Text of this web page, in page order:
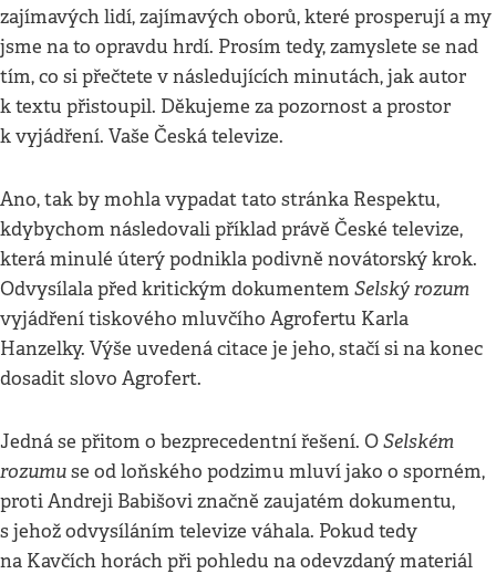
zajímavých lidí, zajímavých oborů, které prosperují a my
jsme na to opravdu hrdí. Prosím tedy, zamyslete se nad
tím, co si přečtete v následujících minutách, jak autor
k textu přistoupil. Děkujeme za pozornost a prostor
k vyjádření. Vaše Česká televize.
Ano, tak by mohla vypadat tato stránka Respektu,
kdybychom následovali příklad právě České televize,
která minulé úterý podnikla podivně novátorský krok.
Odvysílala před kritickým dokumentem Selský rozum
vyjádření tiskového mluvčího Agrofertu Karla
Hanzelky. Výše uvedená citace je jeho, stačí si na konec
dosadit slovo Agrofert.
Jedná se přitom o bezprecedentní řešení. OSelském
rozumuse od loňského podzimu mluví jako o sporném,
proti Andreji Babišovi značně zaujatém dokumentu,
s jehož odvysíláním televize váhala. Pokud tedy
na Kavčích horách při pohledu na odevzdaný materiál